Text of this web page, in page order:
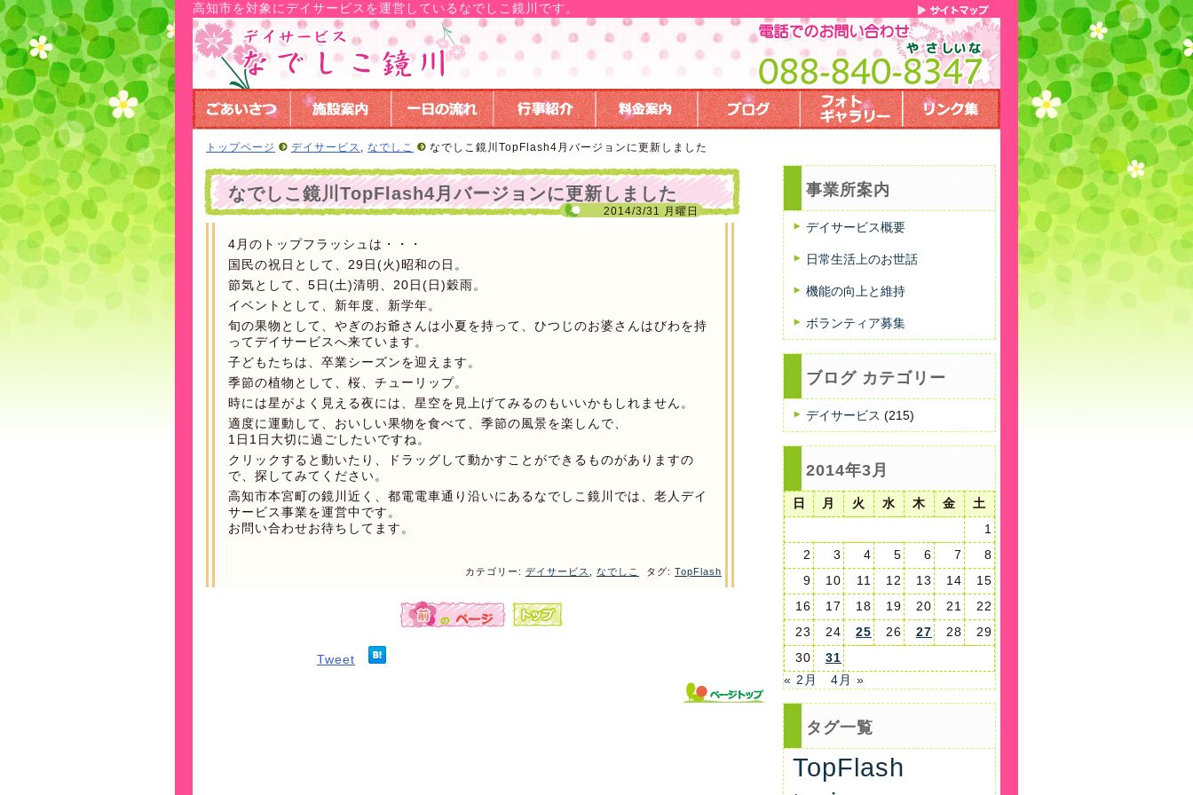
高知市を対象にデイサービスを運営しているなでしこ鏡川です。
トップページ デイサービス , なでしこ なでしこ鏡川TopFlash4月バージョンに更新しました
なでしこ鏡川TopFlash4月バージョンに更新しました
2014/3/31 月曜日
4月のトップフラッシュは・・・
国民の祝日として、29日(火)昭和の日。
節気として、5日(土)清明、20日(日)穀雨。
イベントとして、新年度、新学年。
旬の果物として、やぎのお爺さんは小夏を持って、ひつじのお婆さんはびわを持
ってデイサービスへ来ています。
子どもたちは、卒業シーズンを迎えます。
季節の植物として、桜、チューリップ。
時には星がよく見える夜には、星空を見上げてみるのもいいかもしれません。
適度に運動して、おいしい果物を食べて、季節の風景を楽しんで、
1日1日大切に過ごしたいですね。
クリックすると動いたり、ドラッグして動かすことができるものがありますの
で、探してみてください。
高知市本宮町の鏡川近く、都電電車通り沿いにあるなでしこ鏡川では、老人デイ
サービス事業を運営中です。
お問い合わせお待ちしてます。
カテゴリー: デイサービス なでしこ タグ: TopFlash
Tweet
事業所案内
デイサービス概要
日常生活上のお世話
機能の向上と維持
ボランティア募集
ブログ カテゴリー
デイサービス (215)
2014年3月
日 月 火 水 木 金
土
1
2
3 4 5 6 7
8
9
10 11 12 13 14
15
16
17 18 19 20 21
22
23
24 25 26 27 28
29
30
31
« 2月
4月 »
タグ一覧
TopFlash